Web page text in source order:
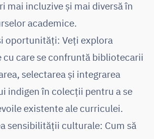
mai incluzive și mai diversă în
academice.
oportunități: Veți explora
cu care se confruntă bibliotecarii
selectarea și integrarea
indigen în colecții pentru a se
existente ale curriculei.
sensibilității culturale: Cum să